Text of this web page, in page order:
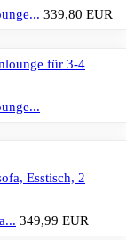
339,80 EUR
349,99 EUR